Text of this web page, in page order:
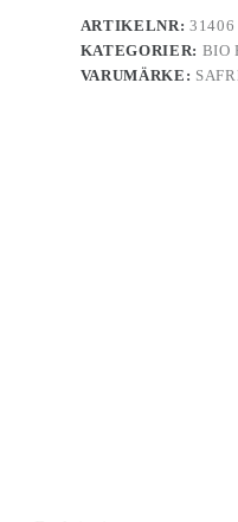
ARTIKELNR: 31406
KATEGORIER: BIO
VARUMÄRKE: